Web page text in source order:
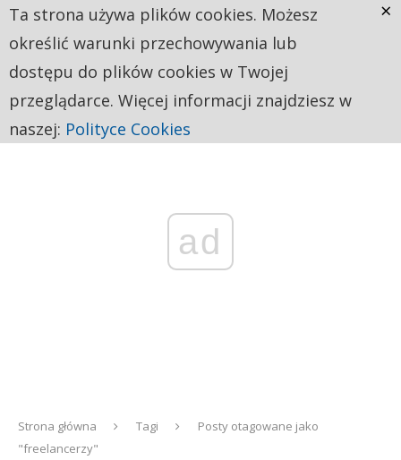
ad
Strona główna Tagi
Posty otagowane jako
"freelancerzy"
Ta strona używa plików cookies. Możesz
określić warunki przechowywania lub
dostępu do plików cookies w Twojej
przeglądarce. Więcej informacji znajdziesz w
naszej: Polityce Cookies
×